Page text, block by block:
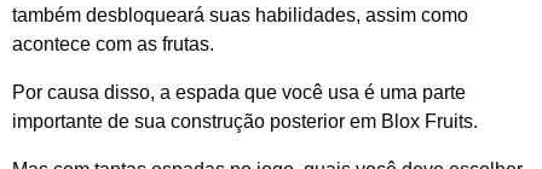
também desbloqueará suas habilidades, assim como
acontece com as frutas.
Por causa disso, a espada que você usa é uma parte
importante de sua construção posterior em Blox Fruits.